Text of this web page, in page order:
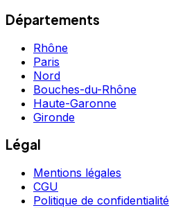
Départements
Rhône
Paris
Nord
Bouches-du-Rhône
Haute-Garonne
Gironde
Légal
Mentions légales
CGU
Politique de confidentialité